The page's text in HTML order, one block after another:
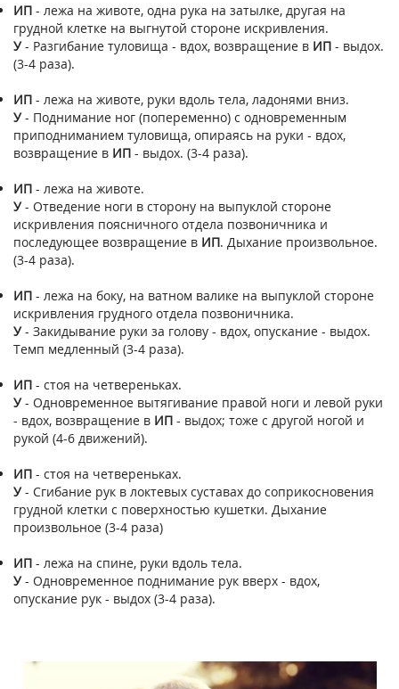
ИП - лежа на животе, одна рука на затылке, другая на
грудной клетке на выгнутой стороне искривления.
У- Разгибание туловища - вдох, возвращение в ИП - выдох.
(3-4 раза).
ИП - лежа на животе, руки вдоль тела, ладонями вниз.
У- Поднимание ног (попеременно) с одновременным
приподниманием туловища, опираясь на руки - вдох,
возвращение в ИП - выдох. (3-4 раза).
ИП - лежа на животе.
У- Отведение ноги в сторону на выпуклой стороне
искривления поясничного отдела позвоничника и
последующее возвращение в ИП. Дыхание произвольное.
(3-4 раза).
ИП - лежа на боку, на ватном валике на выпуклой стороне
искривления грудного отдела позвоничника.
У- Закидывание руки за голову - вдох, опускание - выдох.
Темп медленный (3-4 раза).
ИП - стоя на четвереньках.
У- Одновременное вытягивание правой ноги и левой руки
- вдох, возвращение в ИП - выдох; тоже с другой ногой и
рукой (4-6 движений).
ИП - стоя на четвереньках.
У- Сгибание рук в локтевых суставах до соприкосновения
грудной клетки с поверхностью кушетки. Дыхание
произвольное (3-4 раза)
ИП - лежа на спине, руки вдоль тела.
У- Одновременное поднимание рук вверх - вдох,
опускание рук - выдох (3-4 раза).